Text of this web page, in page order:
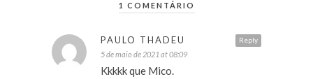
1 COMENTÁRIO
Reply
PAULO THADEU
5 de maio de 2021 at 08:09
Kkkkk que Mico.